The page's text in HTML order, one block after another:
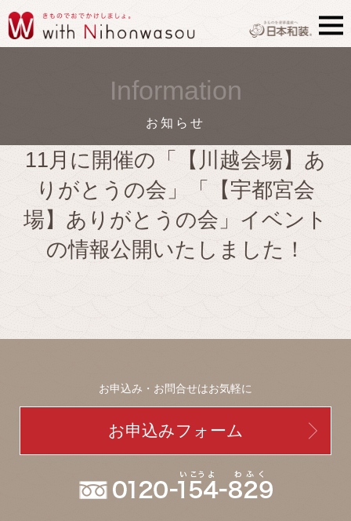
Information
お知らせ
11月に開催の「【川越会場】あ
りがとうの会」「【宇都宮会
場】ありがとうの会」イベント
の情報公開いたしました！
お申込み・お問合せはお気軽に
お申込みフォーム